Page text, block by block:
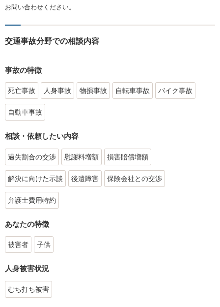
お問い合わせください。
交通事故分野での相談内容
事故の特徴
死亡事故 人身事故 物損事故 自転車事故 バイク事故
自動車事故
相談・依頼したい内容
過失割合の交渉 慰謝料増額 損害賠償増額
解決に向けた示談 後遺障害 保険会社との交渉
弁護士費用特約
あなたの特徴
被害者 子供
人身被害状況
むち打ち被害